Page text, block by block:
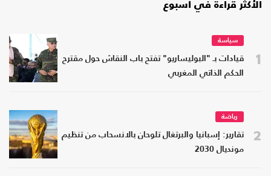
الأكثر قراءة في أسبوع
1
سياسة
قيادات بـ "البوليساريو" تفتح باب النقاش حول مقترح
الحكم الذاتي المغربي
2
رياضة
تقارير: إسبانيا والبرتغال تلوحان بالانسحاب من تنظيم
مونديال 2030